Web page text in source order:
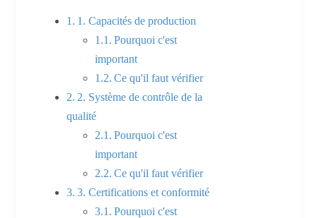
1. Capacités de production
Pourquoi c'est
important
Ce qu'il faut vérifier
2. Système de contrôle de la
qualité
Pourquoi c'est
important
Ce qu'il faut vérifier
3. Certifications et conformité
Pourquoi c'est